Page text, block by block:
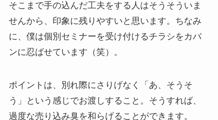
そこまで手の込んだ工夫をする人はそうそういま
せんから、印象に残りやすいと思います。ちなみ
に、僕は個別セミナーを受け付けるチラシをカバ
ンに忍ばせています（笑）。
ポイントは、別れ際にさりげなく「あ、そうそ
う」という感じでお渡しすること。そうすれば、
過度な売り込み臭を和らげることができます。